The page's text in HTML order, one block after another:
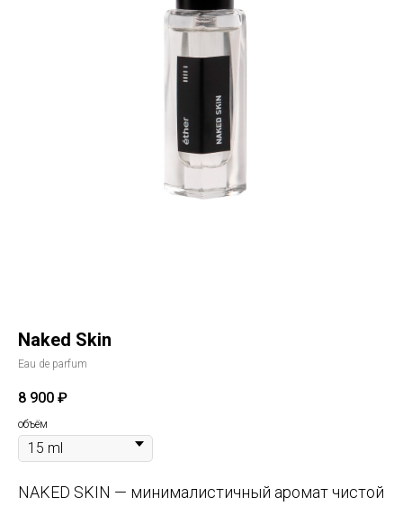
Naked Skin
Eau de parfum
8 900 ₽
объём
NAKED SKIN — минималистичный аромат чистой